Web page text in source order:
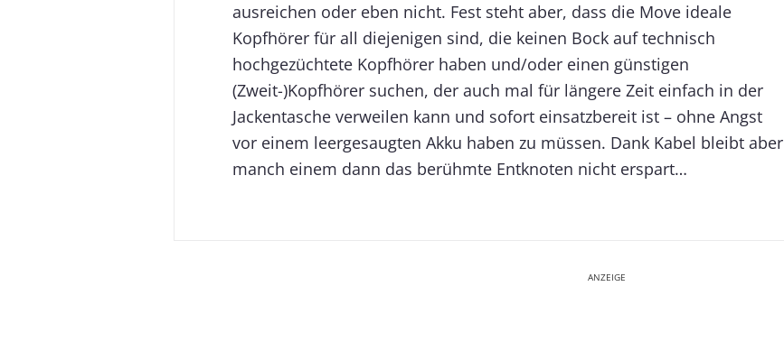
ausreichen oder eben nicht. Fest steht aber, dass die Move ideale
Kopfhörer für all diejenigen sind, die keinen Bock auf technisch
hochgezüchtete Kopfhörer haben und/oder einen günstigen
(Zweit-)Kopfhörer suchen, der auch mal für längere Zeit einfach in der
Jackentasche verweilen kann und sofort einsatzbereit ist – ohne Angst
vor einem leergesaugten Akku haben zu müssen. Dank Kabel bleibt aber
manch einem dann das berühmte Entknoten nicht erspart…
ANZEIGE